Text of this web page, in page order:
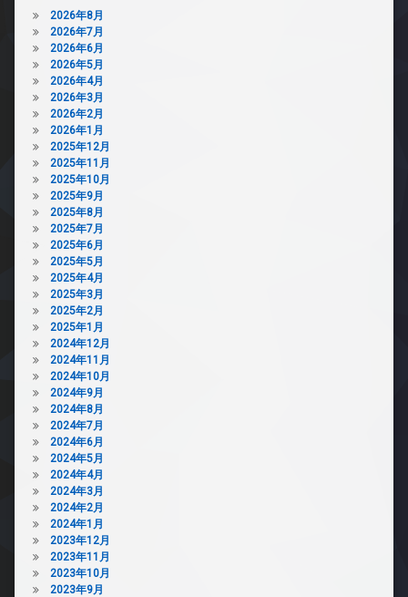
2026年8月
2026年7月
2026年6月
2026年5月
2026年4月
2026年3月
2026年2月
2026年1月
2025年12月
2025年11月
2025年10月
2025年9月
2025年8月
2025年7月
2025年6月
2025年5月
2025年4月
2025年3月
2025年2月
2025年1月
2024年12月
2024年11月
2024年10月
2024年9月
2024年8月
2024年7月
2024年6月
2024年5月
2024年4月
2024年3月
2024年2月
2024年1月
2023年12月
2023年11月
2023年10月
2023年9月